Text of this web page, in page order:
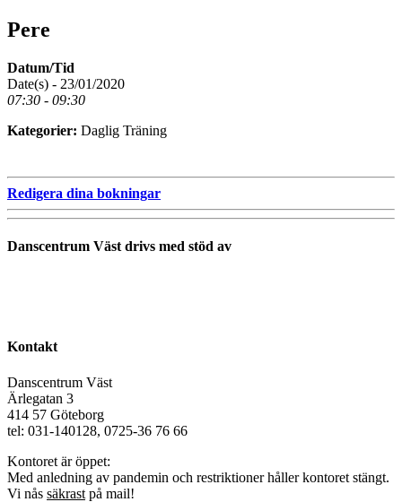
Pere
Datum/Tid
Date(s) - 23/01/2020
07:30 - 09:30
Kategorier: Daglig Träning
Redigera dina bokningar
Danscentrum Väst drivs med stöd av
Kontakt
Danscentrum Väst
Ärlegatan 3
414 57 Göteborg
tel: 031-140128, 0725-36 76 66
Kontoret är öppet:
Med anledning av pandemin och restriktioner håller kontoret stängt.
Vi nås säkrast på mail!